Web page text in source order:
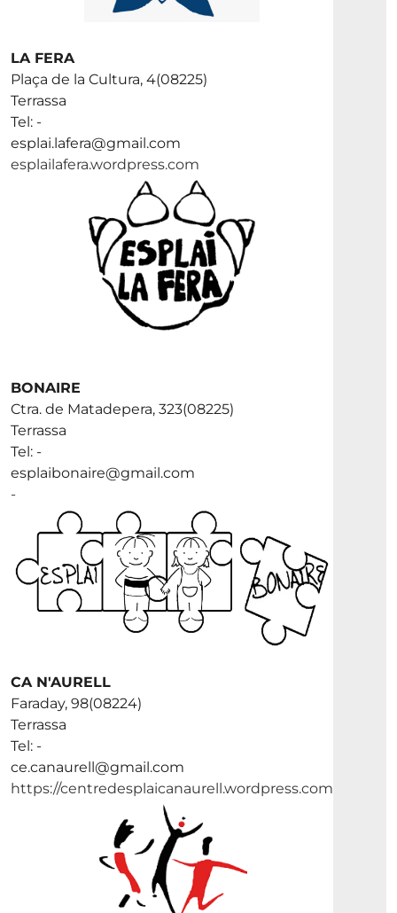
LA FERA
Plaça de la Cultura, 4(08225)
Terrassa
Tel: -
esplai.lafera@gmail.com
esplailafera.wordpress.com
BONAIRE
Ctra. de Matadepera, 323(08225)
Terrassa
Tel: -
esplaibonaire@gmail.com
-
CA N'AURELL
Faraday, 98(08224)
Terrassa
Tel: -
ce.canaurell@gmail.com
https://centredesplaicanaurell.wordpress.com